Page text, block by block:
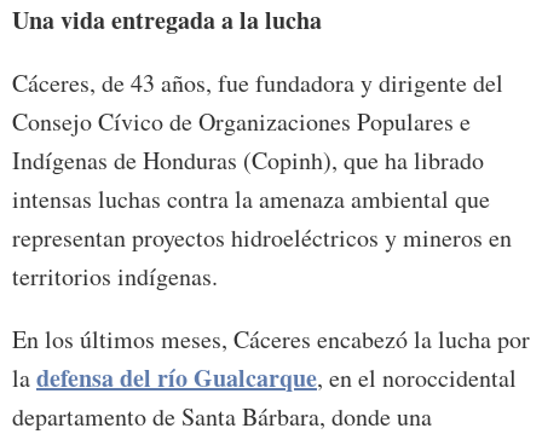
Una vida entregada a la lucha
Cáceres, de 43 años, fue fundadora y dirigente del
Consejo Cívico de Organizaciones Populares e
Indígenas de Honduras (Copinh), que ha librado
intensas luchas contra la amenaza ambiental que
representan proyectos hidroeléctricos y mineros en
territorios indígenas.
En los últimos meses, Cáceres encabezó la lucha por
ladefensa del río Gualcarque, en el noroccidental
departamento de Santa Bárbara, donde una